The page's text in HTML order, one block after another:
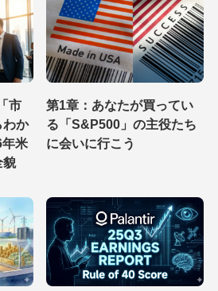
市
わか
米
貌
第1章：あなたが買ってい
る「S&P500」の主役たち
に会いに行こう